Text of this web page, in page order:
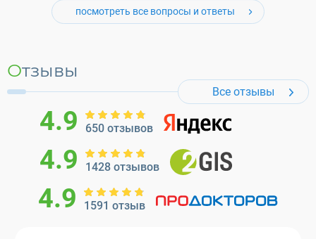
посмотреть все вопросы и ответы
Отзывы
Все отзывы
4.9 650 отзывов
4.9 1428 отзывов
4.9 1591 отзыв